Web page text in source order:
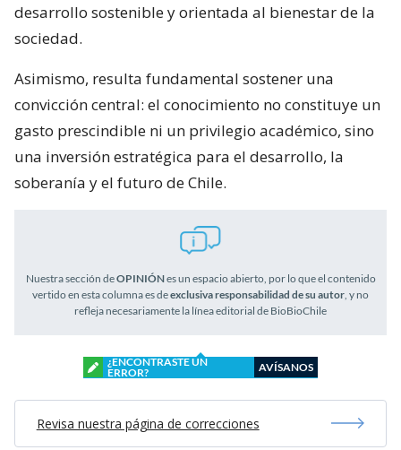
desarrollo sostenible y orientada al bienestar de la
sociedad.
Asimismo, resulta fundamental sostener una
convicción central: el conocimiento no constituye un
gasto prescindible ni un privilegio académico, sino
una inversión estratégica para el desarrollo, la
soberanía y el futuro de Chile.
Nuestra sección deOPINIÓNes un espacio abierto, por lo que el contenido
vertido en esta columna es deexclusiva responsabilidad de su autor , y no
refleja necesariamente la línea editorial de BioBioChile
¿ENCONTRASTE UN
ERROR?
AVÍSANOS
Revisa nuestra página de correcciones